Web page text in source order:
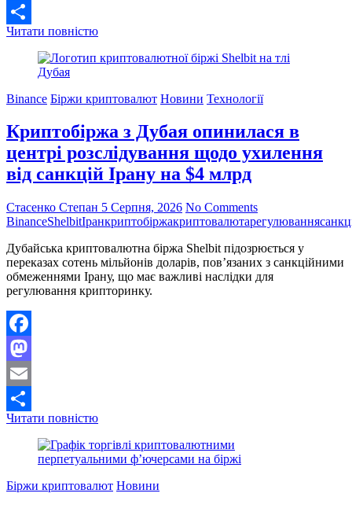
Email
Поділитися
Читати повністюСША
санкції
схеми
страхування
суден
у
Ормузькій
протоці
Binance Біржи криптовалют Новини Технології
Криптобіржа з Дубая опинилася в
центрі розслідування щодо ухилення
від санкцій Ірану на $4 млрд
Стасенко Степан 5 Серпня, 2026 No Comments
BinanceShelbitІранкриптобіржакриптовалютарегулювання
Дубайська криптовалютна біржа Shelbit підозрюється у
переказах сотень мільйонів доларів, пов’язаних з санкційними
обмеженнями Ірану, що має важливі наслідки для
регулювання крипторинку.
Facebook
Mastodon
Email
Поділитися
Читати повністюКриптобіржа
Дубая
опинилася
центрі
Біржи криптовалют Новини